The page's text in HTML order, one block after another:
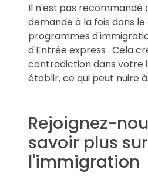
Il n'est pas recommandé
demande à la fois dans
programmes
d'Entrée express . Cela
contradiction dans votre
établir, ce qui peut nuire
Rejoignez-
savoir plus sur
l'immigration